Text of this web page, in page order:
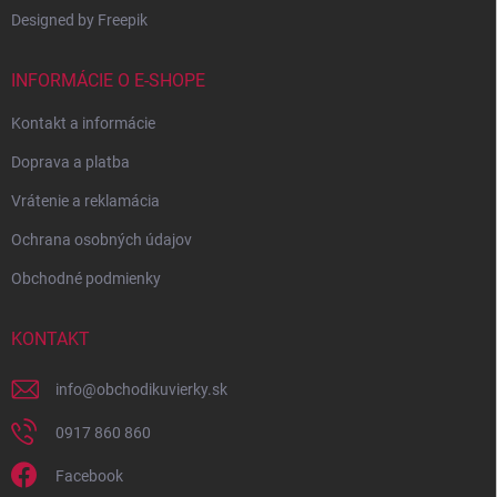
Designed by Freepik
INFORMÁCIE O E-SHOPE
Kontakt a informácie
Doprava a platba
Vrátenie a reklamácia
Ochrana osobných údajov
Obchodné podmienky
KONTAKT
info@obchodikuvierky.sk
0917 860 860
Facebook